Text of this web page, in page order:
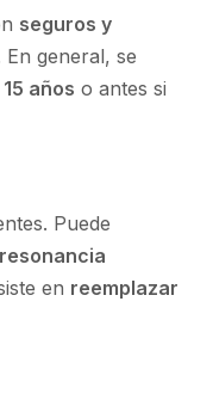
seguros y
general, se
años o antes si
Puede
en reemplazar